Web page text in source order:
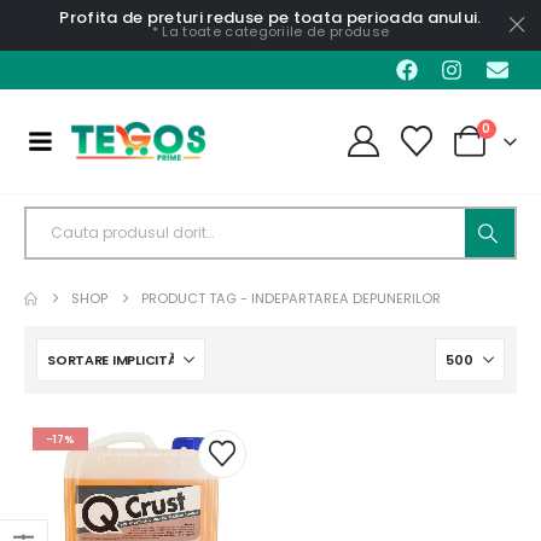
Profita de preturi reduse pe toata perioada anului.
* La toate categoriile de produse
0
SHOP PRODUCT TAG - INDEPARTAREA DEPUNERILOR
-17%